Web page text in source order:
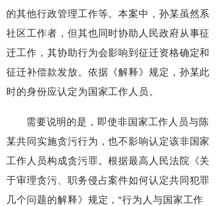
的其他行政管理工作等。本案中，孙某虽然系
社区工作者，但其也同时协助人民政府从事征
迁工作，其协助行为会影响到征迁资格确定和
征迁补偿款发放。依据《解释》规定，孙某此
时的身份应认定为国家工作人员。
需要说明的是，即使非国家工作人员与陈
某共同实施贪污行为，也不影响认定该非国家
工作人员构成贪污罪。根据最高人民法院《关
于审理贪污、职务侵占案件如何认定共同犯罪
几个问题的解释》规定，“行为人与国家工作